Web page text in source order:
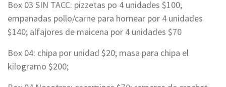
Box 03 SIN TACC: pizzetas po 4 unidades $100;
empanadas pollo/carne para hornear por 4 unidades
$140; alfajores de maicena por 4 unidades $70
Box 04: chipa por unidad $20; masa para chipa el
kilogramo $200;